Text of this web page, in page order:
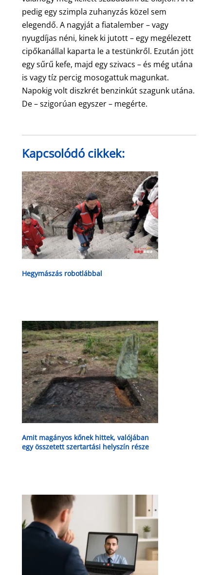
pedig egy szimpla zuhanyzás közel sem
elegendő. A nagyját a fiatalember – vagy
nyugdíjas néni, kinek ki jutott – egy megélezett
cipőkanállal kaparta le a testünkről. Ezután jött
egy sűrű kefe, majd egy szivacs – és még utána
is vagy tíz percig mosogattuk magunkat.
Napokig volt diszkrét benzinkút szagunk utána.
De – szigorúan egyszer – megérte.
Kapcsolódó cikkek:
Hegymászás robotlábbal
Amit magányos kőnek hittek, valójában
egy összetett szertartási helyszín része